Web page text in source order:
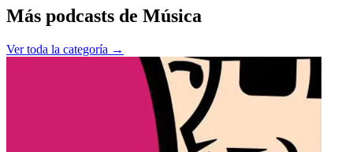
Más podcasts de Música
Ver toda la categoría →